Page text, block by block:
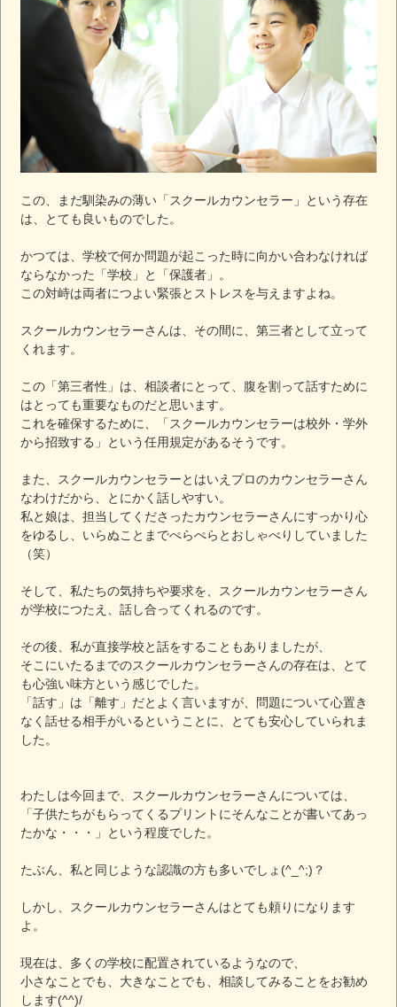
この、まだ馴染みの薄い「スクールカウンセラー」という存在
は、とても良いものでした。
かつては、学校で何か問題が起こった時に向かい合わなければ
ならなかった「学校」と「保護者」。
この対峙は両者につよい緊張とストレスを与えますよね。
スクールカウンセラーさんは、その間に、第三者として立って
くれます。
この「第三者性」は、相談者にとって、腹を割って話すために
はとっても重要なものだと思います。
これを確保するために、「スクールカウンセラーは校外・学外
から招致する」という任用規定があるそうです。
また、スクールカウンセラーとはいえプロのカウンセラーさん
なわけだから、とにかく話しやすい。
私と娘は、担当してくださったカウンセラーさんにすっかり心
をゆるし、いらぬことまでぺらぺらとおしゃべりしていました
（笑）
そして、私たちの気持ちや要求を、スクールカウンセラーさん
が学校につたえ、話し合ってくれるのです。
その後、私が直接学校と話をすることもありましたが、
そこにいたるまでのスクールカウンセラーさんの存在は、とて
も心強い味方という感じでした。
「話す」は「離す」だとよく言いますが、問題について心置き
なく話せる相手がいるということに、とても安心していられま
した。
わたしは今回まで、スクールカウンセラーさんについては、
「子供たちがもらってくるプリントにそんなことが書いてあっ
たかな・・・」という程度でした。
たぶん、私と同じような認識の方も多いでしょ(^_^;)？
しかし、スクールカウンセラーさんはとても頼りになります
よ。
現在は、多くの学校に配置されているようなので、
小さなことでも、大きなことでも、相談してみることをお勧め
します(^^)/